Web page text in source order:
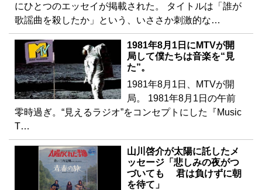
にひとつのエッセイが掲載された。 タイトルは「誰が
歌謡曲を殺したか」という、いささか刺激的な…
1981年8月1日にMTVが開
局して僕たちは音楽を“見
た”。
1981年8月1日、MTVが開
局。 1981年8月1日の午前
零時過ぎ。“見えるラジオ”をコンセプトにした『Music
T…
山川啓介が太陽に託したメ
ッセージ「悲しみの夜がつ
づいても 君は負けずに朝
を待て」